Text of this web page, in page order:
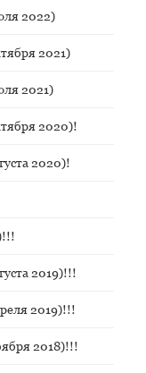
2022)
2021)
2021)
2020)!
2020)!
2019)!!!
2019)!!!
2018)!!!